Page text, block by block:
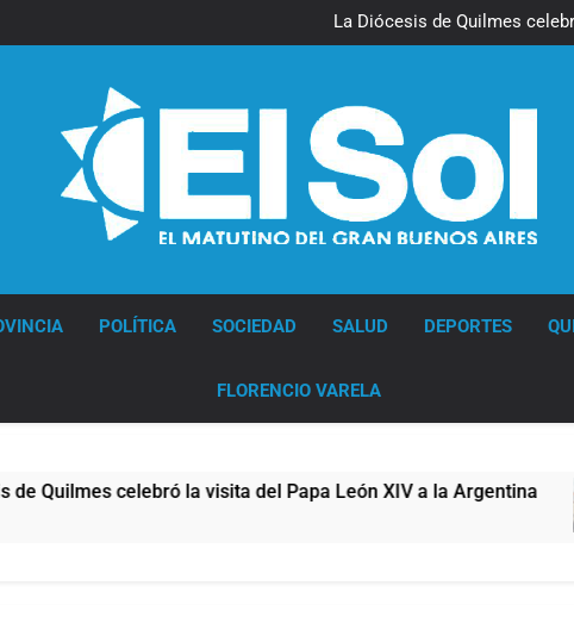
La Diócesis de Quilmes
Figuras de la cultura se
La Diócesis de Quilmes
Figuras de la cultura se
Nueva jornada negativa para
en Wall Street y el
POLÍTICA SOCIEDAD SALUD DEPORTES
FLORENCIO VARELA
la visita del Papa León XIV a la Argentina
5